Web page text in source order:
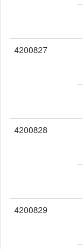
4200827
4200828
4200829